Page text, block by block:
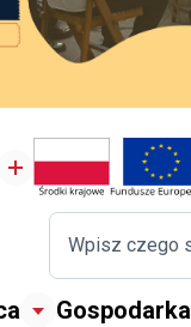
Gospodarka